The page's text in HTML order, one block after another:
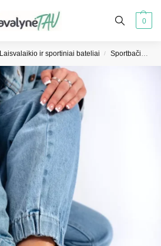
0
Laisvalaikio ir sportiniai bateliai / Sportbačiai moterims